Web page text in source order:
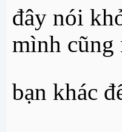
đây nói
mình cũng
bạn khác